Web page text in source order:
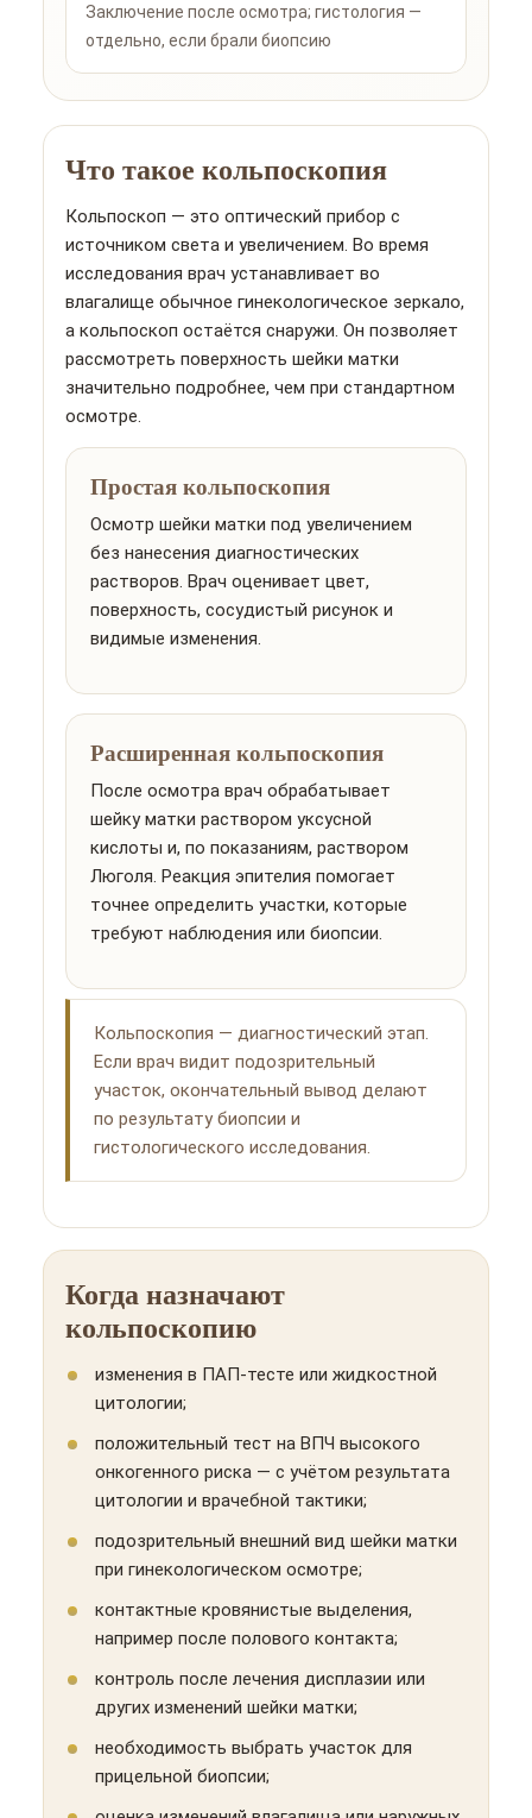
Заключение после осмотра; гистология —
отдельно, если брали биопсию
Что такое кольпоскопия
Кольпоскоп — это оптический прибор с
источником света и увеличением. Во время
исследования врач устанавливает во
влагалище обычное гинекологическое зеркало,
а кольпоскоп остаётся снаружи. Он позволяет
рассмотреть поверхность шейки матки
значительно подробнее, чем при стандартном
осмотре.
Простая кольпоскопия
Осмотр шейки матки под увеличением
без нанесения диагностических
растворов. Врач оценивает цвет,
поверхность, сосудистый рисунок и
видимые изменения.
Расширенная кольпоскопия
После осмотра врач обрабатывает
шейку матки раствором уксусной
кислоты и, по показаниям, раствором
Люголя. Реакция эпителия помогает
точнее определить участки, которые
требуют наблюдения или биопсии.
Кольпоскопия — диагностический этап.
Если врач видит подозрительный
участок, окончательный вывод делают
по результату биопсии и
гистологического исследования.
Когда назначают
кольпоскопию
изменения в ПАП-тесте или жидкостной
цитологии;
положительный тест на ВПЧ высокого
онкогенного риска — с учётом результата
цитологии и врачебной тактики;
подозрительный внешний вид шейки матки
при гинекологическом осмотре;
контактные кровянистые выделения,
например после полового контакта;
контроль после лечения дисплазии или
других изменений шейки матки;
необходимость выбрать участок для
прицельной биопсии;